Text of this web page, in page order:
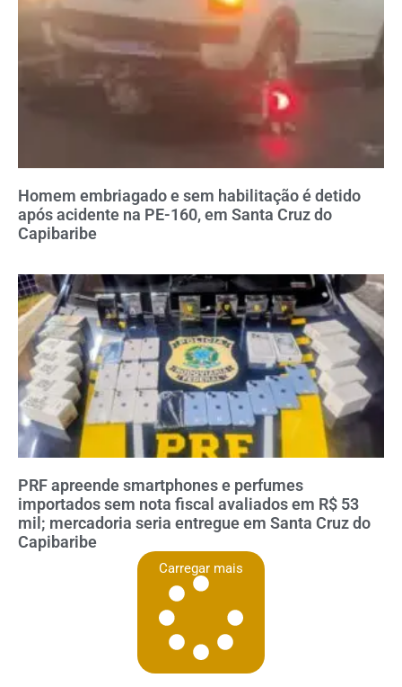
Homem embriagado e sem habilitação é detido
após acidente na PE-160, em Santa Cruz do
Capibaribe
PRF apreende smartphones e perfumes
importados sem nota fiscal avaliados em R$ 53
mil; mercadoria seria entregue em Santa Cruz do
Capibaribe
Carregar mais